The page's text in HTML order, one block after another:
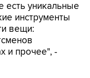
есть уникальные
инструменты
вещи:
и прочее", -